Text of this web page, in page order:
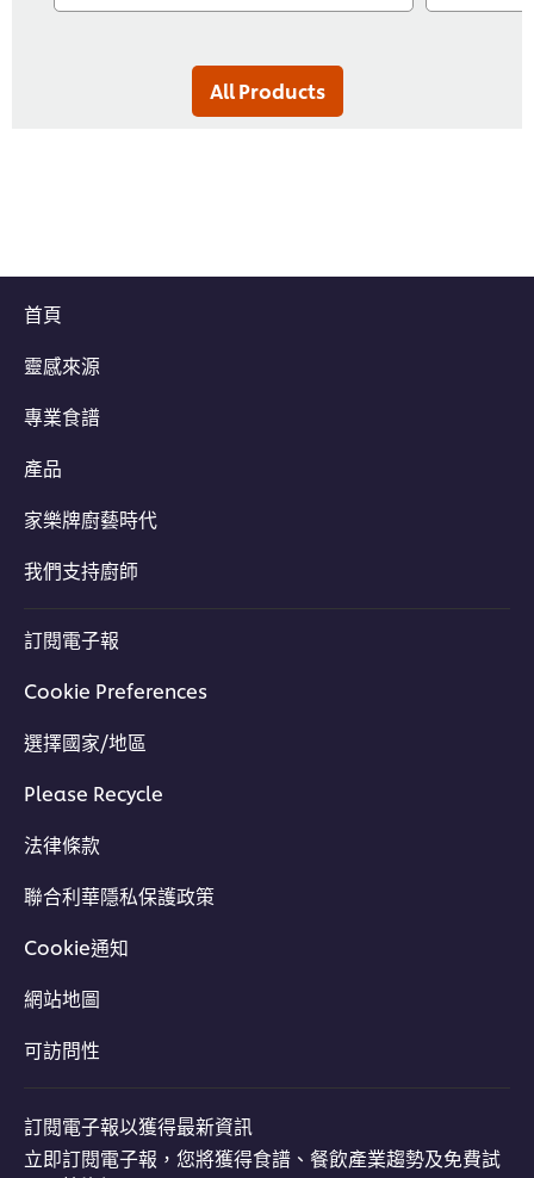
All Products
首頁
靈感來源
專業食譜
產品
家樂牌廚藝時代
我們支持廚師
訂閱電子報
Cookie Preferences
選擇國家/地區
Please Recycle
法律條款
聯合利華隱私保護政策
Cookie通知
網站地圖
可訪問性
訂閱電子報以獲得最新資訊
立即訂閱電子報，您將獲得食譜、餐飲產業趨勢及免費試